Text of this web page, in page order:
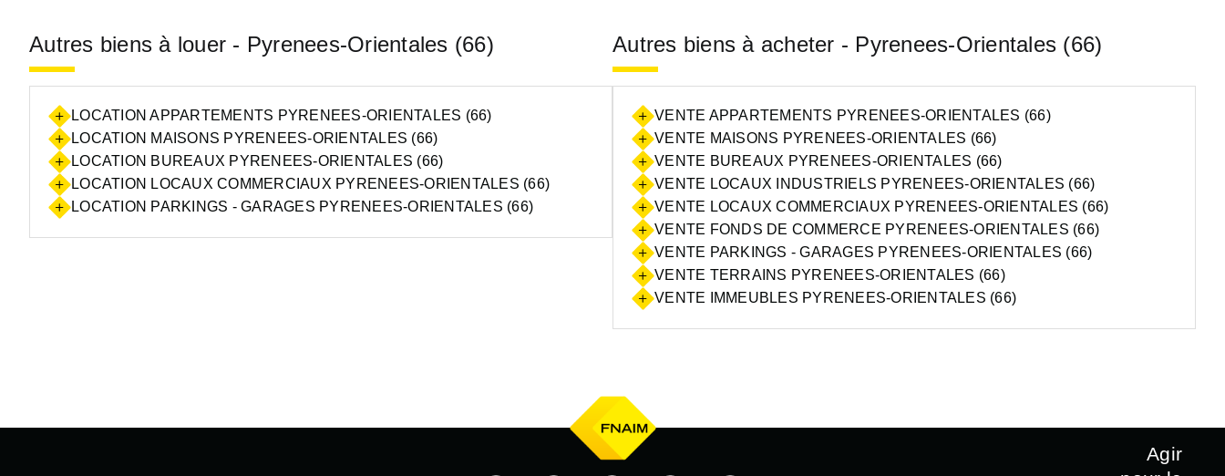
Autres biens à louer - Pyrenees-Orientales (66)
LOCATION APPARTEMENTS PYRENEES-ORIENTALES (66)
LOCATION MAISONS PYRENEES-ORIENTALES (66)
LOCATION BUREAUX PYRENEES-ORIENTALES (66)
LOCATION LOCAUX COMMERCIAUX PYRENEES-ORIENTALES (66)
LOCATION PARKINGS - GARAGES PYRENEES-ORIENTALES (66)
Autres biens à acheter - Pyrenees-Orientales (66)
VENTE APPARTEMENTS PYRENEES-ORIENTALES (66)
VENTE MAISONS PYRENEES-ORIENTALES (66)
VENTE BUREAUX PYRENEES-ORIENTALES (66)
VENTE LOCAUX INDUSTRIELS PYRENEES-ORIENTALES (66)
VENTE LOCAUX COMMERCIAUX PYRENEES-ORIENTALES (66)
VENTE FONDS DE COMMERCE PYRENEES-ORIENTALES (66)
VENTE PARKINGS - GARAGES PYRENEES-ORIENTALES (66)
VENTE TERRAINS PYRENEES-ORIENTALES (66)
VENTE IMMEUBLES PYRENEES-ORIENTALES (66)
Agir